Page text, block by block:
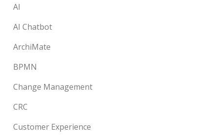
AI
AI Chatbot
ArchiMate
BPMN
Change Management
CRC
Customer Experience